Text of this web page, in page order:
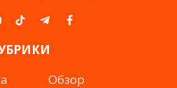
TikTokTelegramFacebook
Обзор